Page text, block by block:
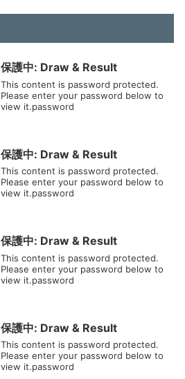
保護中: Draw & Result
This content is password protected.
Please enter your password below to
view it.password
保護中: Draw & Result
This content is password protected.
Please enter your password below to
view it.password
保護中: Draw & Result
This content is password protected.
Please enter your password below to
view it.password
保護中: Draw & Result
This content is password protected.
Please enter your password below to
view it.password